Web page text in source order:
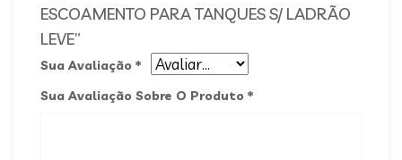
ESCOAMENTO PARA TANQUES S/ LADRÃO
LEVE”
Sua Avaliação *
Sua Avaliação Sobre O Produto *